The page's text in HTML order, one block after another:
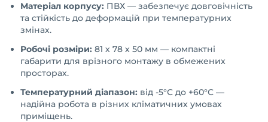
Матеріал корпусу: ПВХ — забезпечує довговічність
та стійкість до деформацій при температурних
змінах.
Робочі розміри: 81 х 78 х 50 мм — компактні
габарити для врізного монтажу в обмежених
просторах.
Температурний діапазон: від -5°С до +60°С —
надійна робота в різних кліматичних умовах
приміщень.